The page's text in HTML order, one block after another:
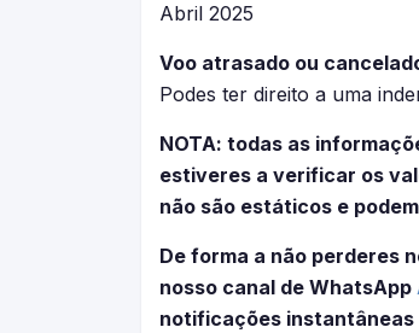
Abril 2025
Voo atrasado ou
Podes ter direito a uma
NOTA: todas as
estiveres a verificar os
não são estáticos e
De forma a não perderes
nosso canal de WhatsApp
notificações